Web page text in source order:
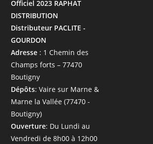
Officiel 2023 RAPHAT
DISTRIBUTION
Distributeur PACLITE -
GOURDON
Adresse : 1 Chemin des
Champs forts – 77470
Boutigny
Dépôts: Vaire sur Marne &
Marne la Vallée (77470 -
Boutigny)
Ouverture: Du Lundi au
Vendredi de 8h00 à 12h00